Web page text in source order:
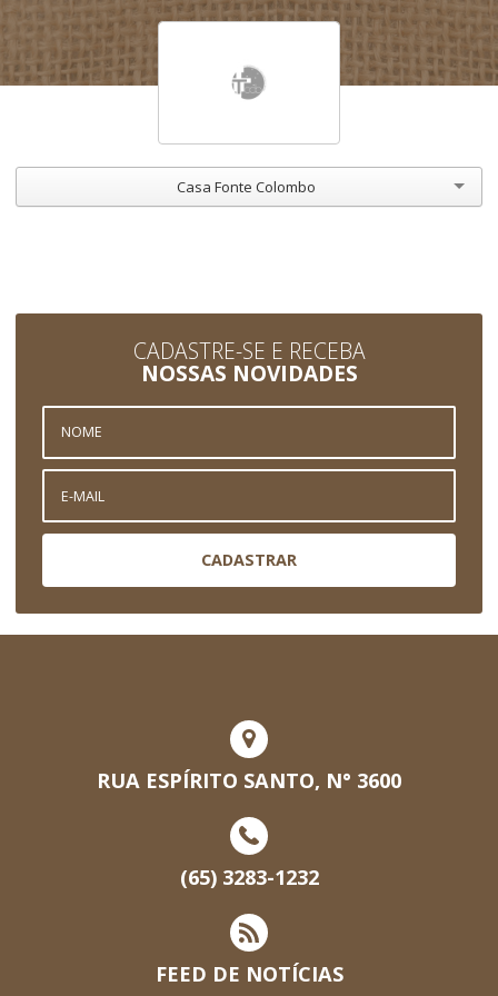
Casa Fonte Colombo
CADASTRE-SE E RECEBA
NOSSAS NOVIDADES
CADASTRAR
RUA ESPÍRITO SANTO, N° 3600
(65) 3283-1232
FEED DE NOTÍCIAS